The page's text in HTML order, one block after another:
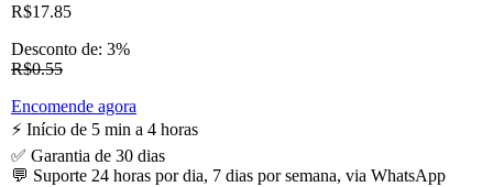
R$17.85
Desconto de: 3%
R$0.55
Encomende agora
⚡️ Início de 5 min a 4 horas
✅ Garantia de 30 dias
💬 Suporte 24 horas por dia, 7 dias por semana, via WhatsApp